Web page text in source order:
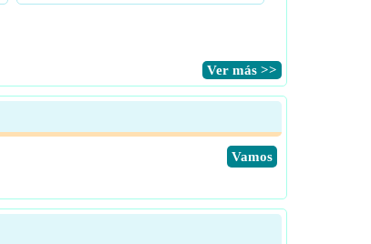
​Ver más >>
​Vamos